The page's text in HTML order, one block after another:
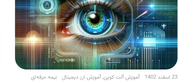
23 اسفند 1402 آموزش آلت کوین,آموزش ارز دیجیتال نیمه حرفه‌ای